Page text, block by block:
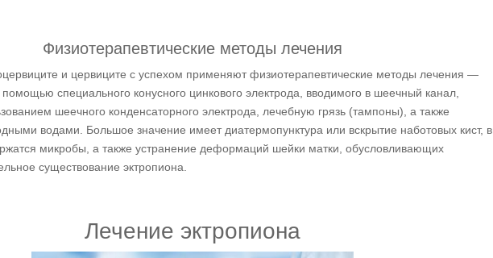
Физиотерапевтические методы лечения
и цервиците с успехом применяют физиотерапевтические методы лечения —
специального конусного цинкового электрода, вводимого в шеечный канал,
шеечного конденсаторного электрода, лечебную грязь (тампоны), а также
водами. Большое значение имеет диатермопунктура или вскрытие наботовых кист, в
микробы, а также устранение деформаций шейки матки, обусловливающих
существование эктропиона.
Лечение эктропиона